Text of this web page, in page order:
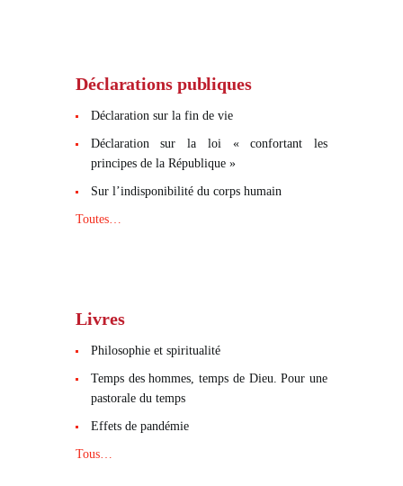
Déclarations publiques
Déclaration sur la fin de vie
Déclaration sur la loi « confortant les
principes de la République »
Sur l’indisponibilité du corps humain
Toutes…
Livres
Philosophie et spiritualité
Temps des hommes, temps de Dieu. Pour une
pastorale du temps
Effets de pandémie
Tous…